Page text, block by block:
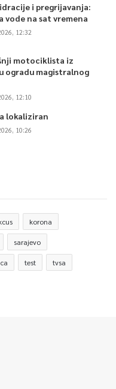
i pregrijavanja:
vode na sat vremena
12:32
motociklista iz
ogradu magistralnog
12:10
lokaliziran
10:26
korona
sarajevo
test tvsa